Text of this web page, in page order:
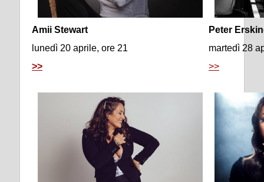
Amii Stewart
lunedì 20 aprile, ore 21
>>
Peter
martedì 28
>>